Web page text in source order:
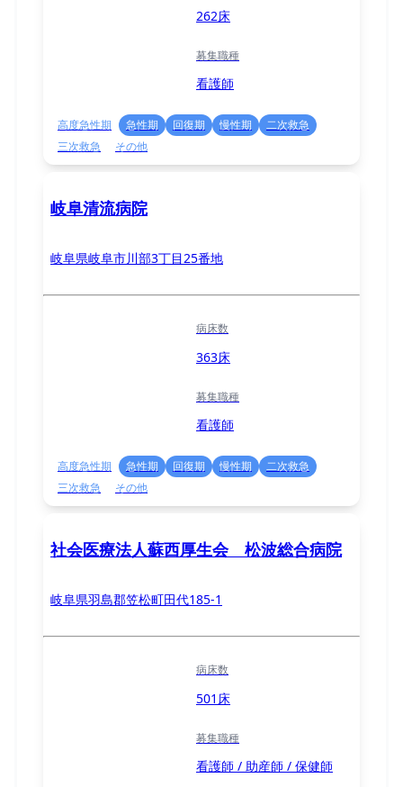
262床
募集職種
看護師
高度急性期 急性期 回復期 慢性期
二次救急
三次救急
その他
岐阜清流病院
岐阜県岐阜市川部3丁目25番地
病床数
363床
募集職種
看護師
高度急性期 急性期 回復期 慢性期
二次救急
三次救急
その他
社会医療法人蘇西厚生会 松波総合病院
岐阜県羽島郡笠松町田代185-1
病床数
501床
募集職種
看護師 / 助産師 / 保健師